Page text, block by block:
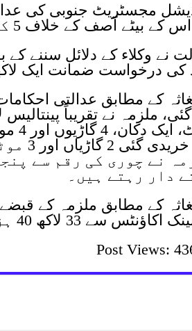
مجسٹریٹ جنوبی کی
بیٹے آصف کے خلاف 5 کروڑ روپے کی چوری کے مقدمے کی سماعت ہوئی۔
نے وکلاء کے دلائل سننے
کی درخواست ضمانت ایک
کے مطابق عدالتی
سے
نے چوری کی رقم سے
دار رہتے ہیں۔
سے 33 لاکھ 40 ہزار روپے برآمد کیے جاچکے ہیں۔
Post Views: